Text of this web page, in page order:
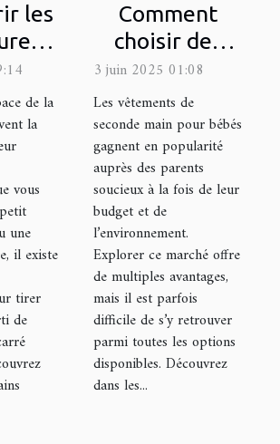
les
de
de la
la
vous
une
il existe
tirer
de
Comment
choisir des
vêtements de
seconde main
pour bébés
3 juin 2025 01:08
Les vêtements de
seconde main pour bébés
gagnent en popularité
auprès des parents
soucieux à la fois de leur
budget et de
l’environnement.
Explorer ce marché offre
de multiples avantages,
mais il est parfois
difficile de s’y retrouver
parmi toutes les options
disponibles. Découvrez
dans les...